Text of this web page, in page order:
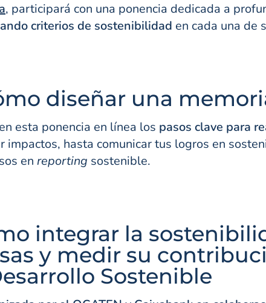
, participará con una ponencia dedicada a
criterios de sostenibilidad en cada una de
diseñar una
esta ponencia en línea los pasos clave para
impactos, hasta comunicar tus logros en
en reporting sostenible.
integrar la
y medir su
Sostenible